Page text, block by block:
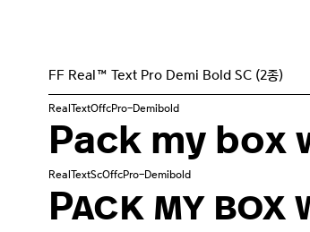
FF Real™ Text Pro Demi Bold SC (2종)
RealTextOffcPro-Demibold
Pack my box
RealTextScOffcPro-Demibold
Pack my